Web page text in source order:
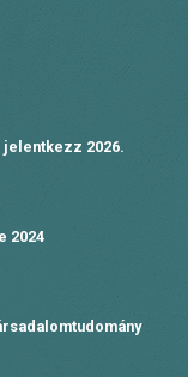
2026.
2024